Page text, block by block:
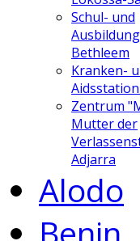
Schul- und
Bethleem
Kranken-
Zentrum
Mutter der
Adjarra
Alodo
Benin